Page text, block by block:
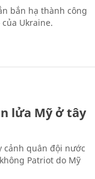
bắn hạ thành công
Ukraine.
lửa Mỹ ở tây
cảnh quân đội nước
Patriot do Mỹ